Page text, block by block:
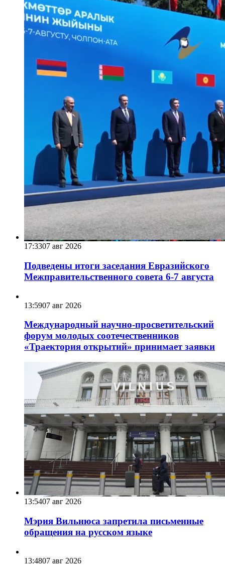
17:3307 авг 2026
Подведены итоги заседания Евразийского
Межправительственного совета 6-7 августа
13:5907 авг 2026
Международный научно-просветительский
форум молодых соотечественников
«Траектория открытий» принимает заявки
13:5407 авг 2026
Мэрия Вильнюса запретила письменные
обращения на русском языке
13:4807 авг 2026